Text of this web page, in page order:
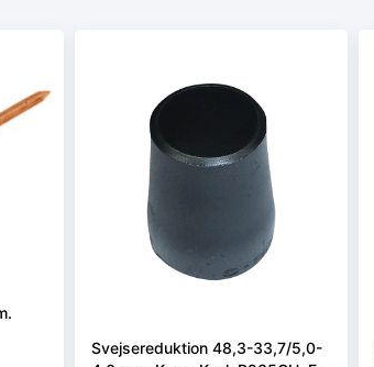
Svejsereduktion 48,3-33,7/5,0-